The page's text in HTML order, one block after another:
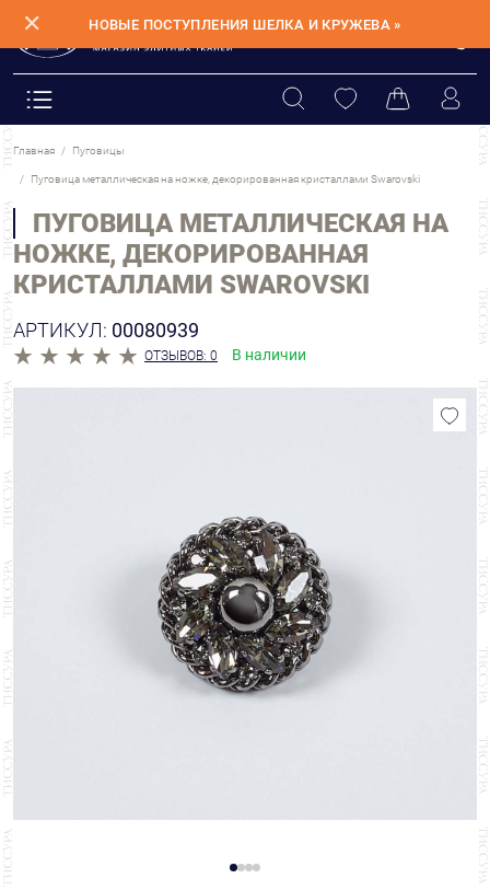
✕ НОВЫЕ ПОСТУПЛЕНИЯ ШЕЛКА И КРУЖЕВА »
Главная Пуговицы
Пуговица металлическая на ножке, декорированная кристаллами Swarovski
ПУГОВИЦА МЕТАЛЛИЧЕСКАЯ НА
НОЖКЕ, ДЕКОРИРОВАННАЯ
КРИСТАЛЛАМИ SWAROVSKI
АРТИКУЛ: 00080939
ОТЗЫВОВ: 0 В наличии